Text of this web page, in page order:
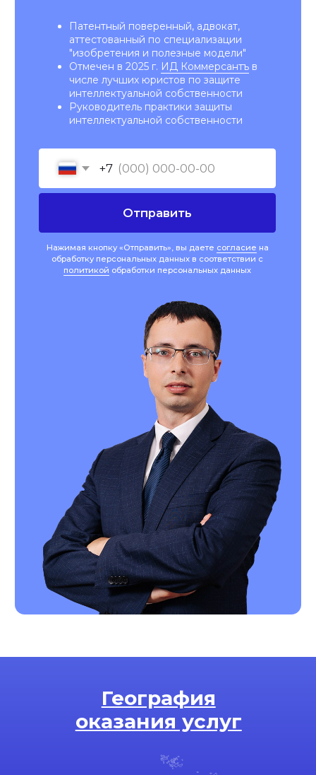
юристам «Афонин, Божор и партнеры» с
запросами на подготовку различных
договоров, в том числе связанных с
передачей авторских прав на различные
объекты. Юристы выполняют все задачи
в сроки и предупреждают о возможных
рисках, находят пути их решения.
Сервис «Lovescanner»
Для развития сервиса нам требовалась
Юристы из «Афонин, Божор и партнеры»
быстро и качественно подготовили
договор на разработку и отчуждение